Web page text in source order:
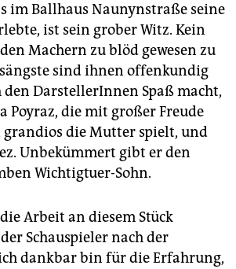
im Ballhaus Naunynstraße seine
ist sein grober Witz. Kein
Machern zu blöd gewesen zu
sind ihnen offenkundig
den DarstellerInnen Spaß macht,
Poyraz, die mit großer Freude
die Mutter spielt, und
Unbekümmert gibt er den
Wichtigtuer-Sohn.
Arbeit an diesem Stück
Schauspieler nach der
ich dankbar bin für die Erfahrung,